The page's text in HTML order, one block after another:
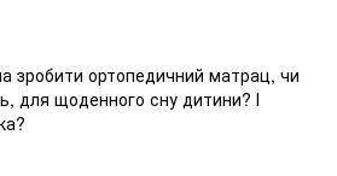
зробити ортопедичний матрац, чи
для щоденного сну дитини? І